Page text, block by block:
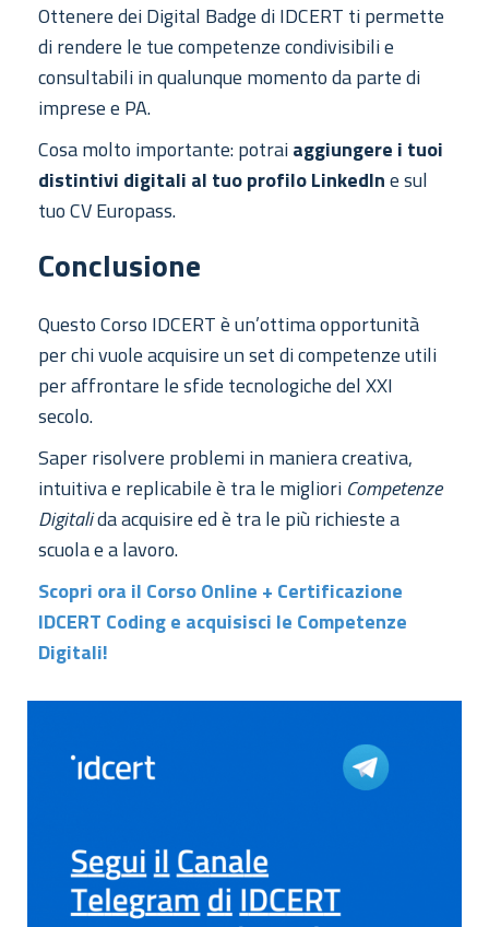
Ottenere dei Digital Badge di IDCERT ti permette
di rendere le tue competenze condivisibili e
consultabili in qualunque momento da parte di
imprese e PA.
Cosa molto importante: potraiaggiungere i tuoi
distintivi digitali al tuo profilo LinkedIne sul
tuo CV Europass.
Conclusione
Questo Corso IDCERT è un’ottima opportunità
per chi vuole acquisire un set di competenze utili
per affrontare le sfide tecnologiche del XXI
secolo.
Saper risolvere problemi in maniera creativa,
intuitiva e replicabile è tra le migliori Competenze
Digitalida acquisire ed è tra le più richieste a
scuola e a lavoro.
Scopri ora il Corso Online + Certificazione
IDCERT Coding e acquisisci le Competenze
Digitali!